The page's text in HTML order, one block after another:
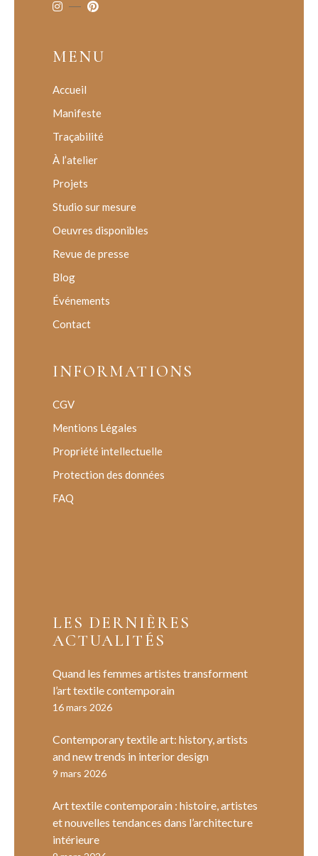
MENU
Accueil
Manifeste
Traçabilité
À l’atelier
Projets
Studio sur mesure
Oeuvres disponibles
Revue de presse
Blog
Événements
Contact
INFORMATIONS
CGV
Mentions Légales
Propriété intellectuelle
Protection des données
FAQ
LES DERNIÈRES
ACTUALITÉS
Quand les femmes artistes transforment
l’art textile contemporain
16 mars 2026
Contemporary textile art: history, artists
and new trends in interior design
9 mars 2026
Art textile contemporain : histoire, artistes
et nouvelles tendances dans l’architecture
intérieure